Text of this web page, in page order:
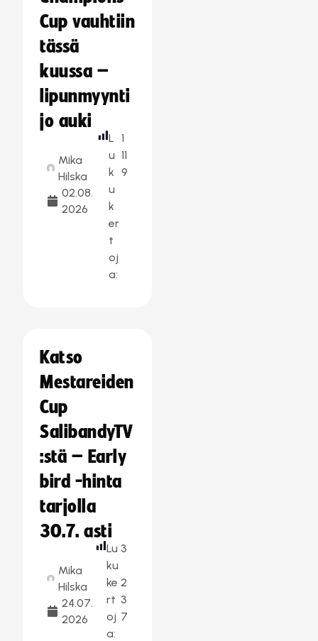
Cup vauhtiin
tässä
kuussa –
lipunmyynti
jo auki
Mika
Hilska
02.08.
2026
L
u
k
u
k
er
t
oj
a:
1
11
9
Katso
Mestareiden
Cup
SalibandyTV
:stä – Early
bird -hinta
tarjolla
30.7. asti
Mika
Hilska
24.07.
2026
Lu
ku
ke
rt
oj
a:
3
2
3
7